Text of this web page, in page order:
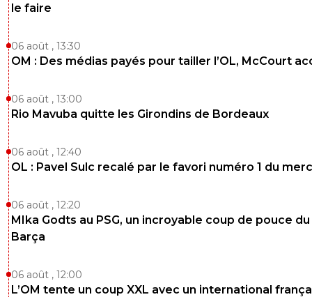
le faire
06 août , 13:30
OM : Des médias payés pour tailler l’OL, McCourt
06 août , 13:00
Rio Mavuba quitte les Girondins de Bordeaux
06 août , 12:40
OL : Pavel Sulc recalé par le favori numéro 1 du
06 août , 12:20
MIka Godts au PSG, un incroyable coup de pouce du
Barça
06 août , 12:00
L’OM tente un coup XXL avec un international